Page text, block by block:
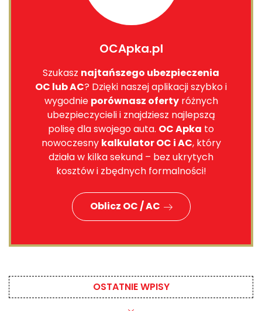
OCApka.pl
Szukasz najtańszego ubezpieczenia
OC lub AC? Dzięki naszej aplikacji szybko i
wygodnie porównasz ofertyróżnych
ubezpieczycieli i znajdziesz najlepszą
polisę dla swojego auta. OC Apka to
nowoczesny kalkulator OC i AC, który
działa w kilka sekund – bez ukrytych
kosztów i zbędnych formalności!
Oblicz OC / AC
OSTATNIE WPISY​